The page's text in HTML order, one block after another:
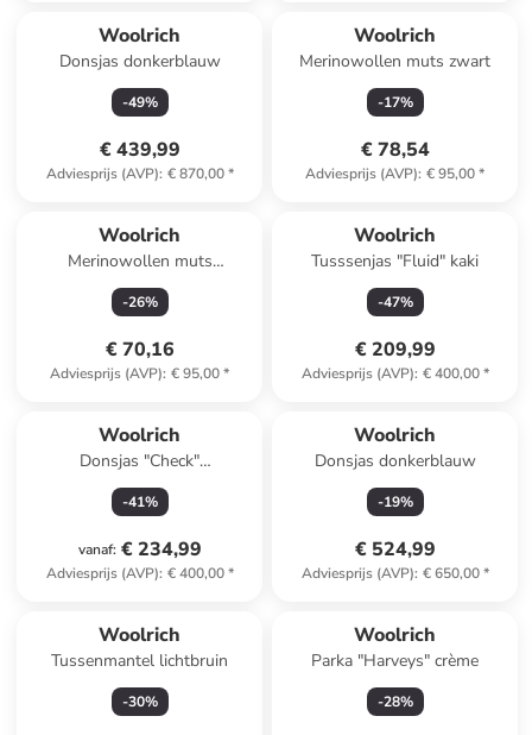
Woolrich
Donsjas donkerblauw
-49%
€ 439,99
Adviesprijs (AVP): € 870,00*
Woolrich
Merinowollen muts zwart
-17%
€ 78,54
Adviesprijs (AVP): € 95,00*
Woolrich
Merinowollen muts
donkerblauw
-26%
€ 70,16
Adviesprijs (AVP): € 95,00*
Woolrich
Tusssenjas "Fluid" kaki
-47%
€ 209,99
Adviesprijs (AVP): € 400,00*
Woolrich
Donsjas "Check"
blauw/meerkleurig
-41%
vanaf: € 234,99
Adviesprijs (AVP): € 400,00*
Woolrich
Donsjas donkerblauw
-19%
€ 524,99
Adviesprijs (AVP): € 650,00*
Woolrich
Tussenmantel lichtbruin
-30%
Woolrich
Parka "Harveys" crème
-28%